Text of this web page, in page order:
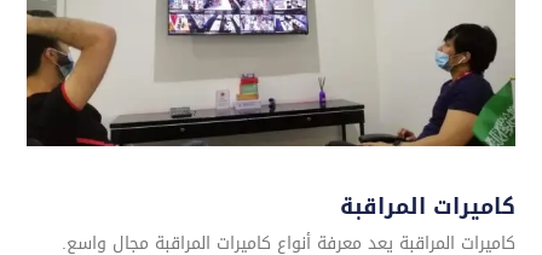
كاميرات المراقبة
كاميرات المراقبة يعد معرفة أنواع كاميرات المراقبة مجال واسع.